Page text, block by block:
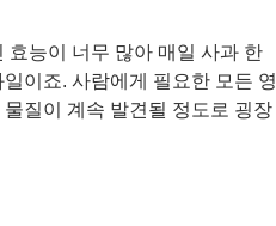
효능이 너무 많아 매일 사과 한
이죠. 사람에게 필요한 모든 영
질이 계속 발견될 정도로 굉장